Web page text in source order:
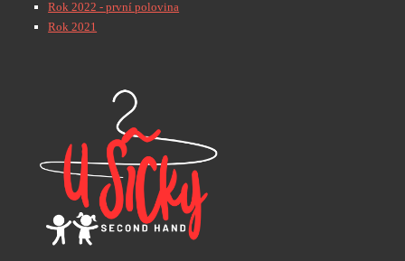
Rok 2022 - první polovina
Rok 2021